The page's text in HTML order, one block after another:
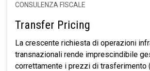
CONSULENZA FISCALE
Transfer Pricing
La crescente richiesta di operazioni
transnazionali rende imprescindibile
correttamente i prezzi di trasferimento